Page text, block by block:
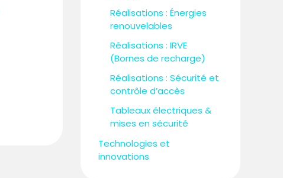
Réalisations : Énergies
renouvelables
Réalisations : IRVE
(Bornes de recharge)
Réalisations : Sécurité et
contrôle d’accès
Tableaux électriques &
mises en sécurité
Technologies et
innovations